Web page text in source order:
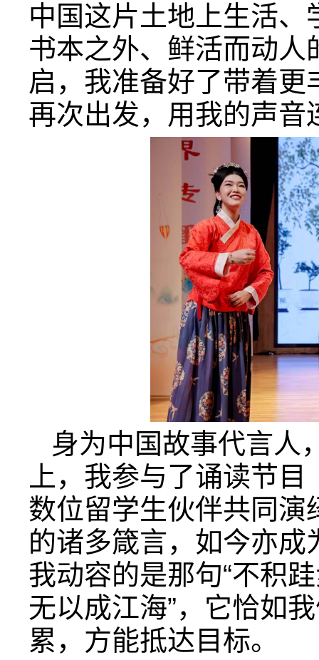
中国这片土地上生活
书本之外、鲜活而动
启，我准备好了带着
再次出发，用我的声音
身为中国故事代言人
上，我参与了诵读节
数位留学生伙伴共同演
的诸多箴言，如今亦
我动容的是那句“不积
无以成江海”，它恰如
累，方能抵达目标。